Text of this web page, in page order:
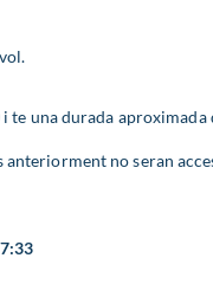
i te una durada aproximada
no seran